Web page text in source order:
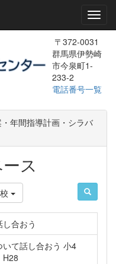
〒372-0031
群馬県伊勢崎
市今泉町1-
233-2
電話番号一覧
年間指導計画・シラバ
ス
合おう
て話し合おう 小4